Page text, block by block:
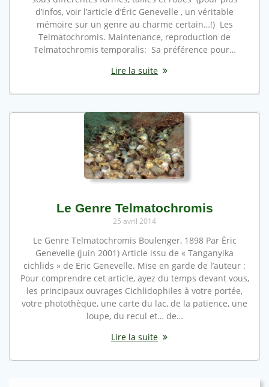
d’infos, voir l’article d’Éric Genevelle , un véritable
mémoire sur un genre au charme certain…!) Les
Telmatochromis. Maintenance, reproduction de
Telmatochromis temporalis: Sa préférence pour…
Lire la suite
Le Genre Telmatochromis
25 avril 2014
Le Genre Telmatochromis Boulenger, 1898 Par Éric
Genevelle (juin 2001) Article issu de « Tanganyika
cichlids » de Eric Genevelle. Mise en garde de l’auteur :
Pour comprendre cet article, ayez du temps devant vous,
les principaux ouvrages Cichlidophiles à votre portée,
votre photothèque, une carte du lac, de la patience, une
loupe, du recul et… de…
Lire la suite